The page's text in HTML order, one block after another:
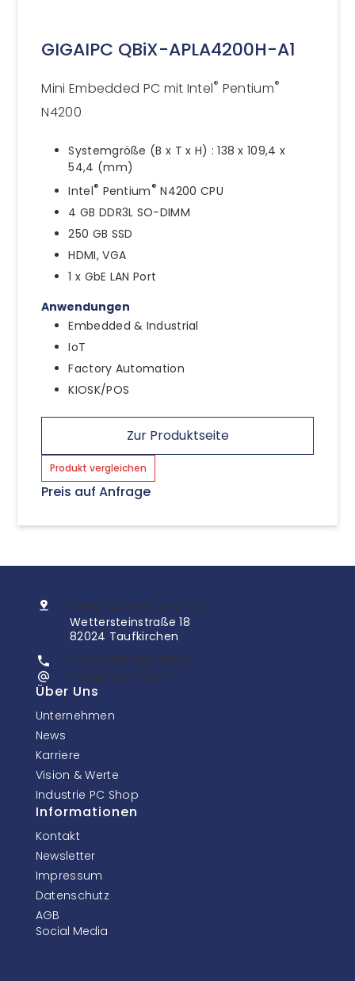
GIGAIPC QBiX-APLA4200H-A1
Mini Embedded PC mit Intel® Pentium®
N4200
Systemgröße (B x T x H) : 138 x 109,4 x
54,4 (mm)
Intel® Pentium® N4200 CPU
4 GB DDR3L SO-DIMM
250 GB SSD
HDMI, VGA
1 x GbE LAN Port
Anwendungen
Embedded & Industrial
IoT
Factory Automation
KIOSK/POS
Zur Produktseite
Produkt vergleichen
Preis auf Anfrage
InoNet Computer GmbH
Wettersteinstraße 18
82024 Taufkirchen
+49 (0)89 666 096 0
info@inonet.com
Über Uns
Unternehmen
News
Karriere
Vision & Werte
Industrie PC Shop
Informationen
Kontakt
Newsletter
Impressum
Datenschutz
AGB
Social Media